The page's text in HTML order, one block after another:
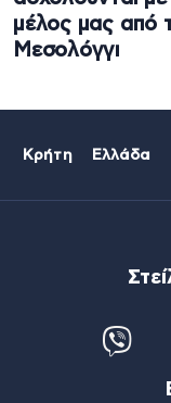
μέλος μας από
Μεσολόγγι
Κρήτη Ελλάδα